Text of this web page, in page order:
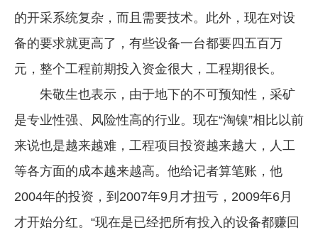
的开采系统复杂，而且需要技术。此外，现在对设
备的要求就更高了，有些设备一台都要四五百万
元，整个工程前期投入资金很大，工程期很长。
朱敬生也表示，由于地下的不可预知性，采矿
是专业性强、风险性高的行业。现在“淘镍”相比以前
来说也是越来越难，工程项目投资越来越大，人工
等各方面的成本越来越高。他给记者算笔账，他
2004年的投资，到2007年9月才扭亏，2009年6月
才开始分红。“现在是已经把所有投入的设备都赚回